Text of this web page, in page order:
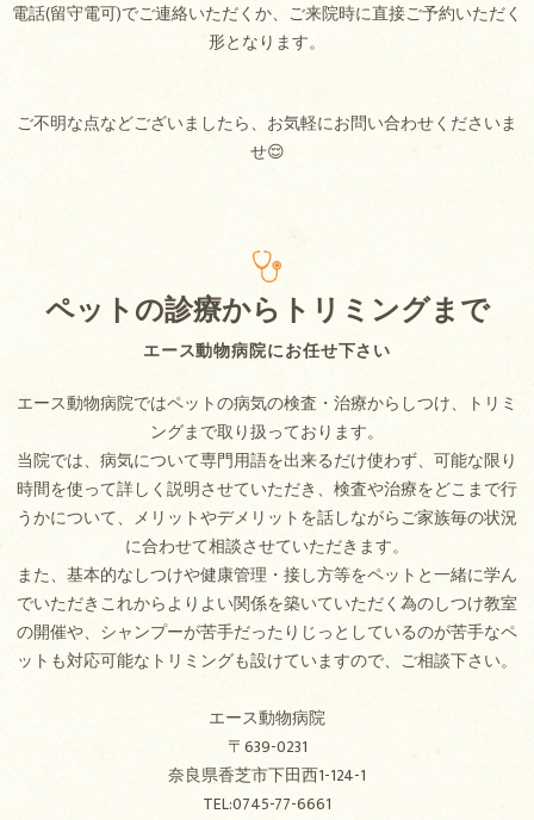
電話(留守電可)でご連絡いただくか、ご来院時に直接ご予約いただく
形となります。
ご不明な点などございましたら、お気軽にお問い合わせくださいま
せ😌
エース動物病院にお任せ下さい
ペットの診療からトリミングまで
エース動物病院ではペットの病気の検査・治療からしつけ、トリミ
ングまで取り扱っております。
当院では、病気について専門用語を出来るだけ使わず、可能な限り
時間を使って詳しく説明させていただき、検査や治療をどこまで行
うかについて、メリットやデメリットを話しながらご家族毎の状況
に合わせて相談させていただきます。
また、基本的なしつけや健康管理・接し方等をペットと一緒に学ん
でいただきこれからよりよい関係を築いていただく為のしつけ教室
の開催や、シャンプーが苦手だったりじっとしているのが苦手なペ
ットも対応可能なトリミングも設けていますので、ご相談下さい。
エース動物病院
〒639-0231
奈良県香芝市下田西1-124-1
TEL:0745-77-6661